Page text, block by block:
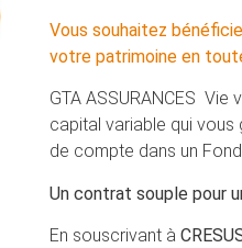
Vous souhaitez
votre patrimoine en
GTA ASSURANCES Vie
capital variable qui vous
de compte dans un
Un contrat souple pour
En souscrivant à